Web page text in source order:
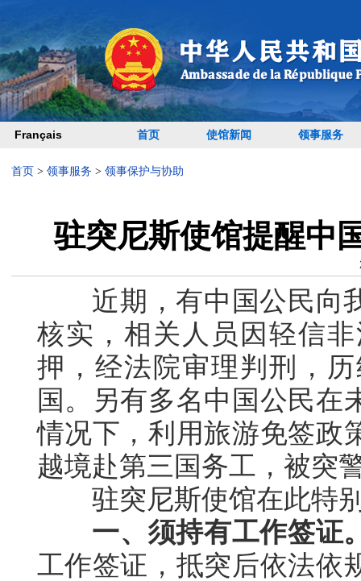
Français 首页 使馆新闻 领事服务
首页 > 领事服务 > 领事保护与协助
驻突尼斯使馆提醒中
近期，有中国公民向我
核实，相关人员因轻信
押，经法院审理判刑，
国。另有多名中国公民在
情况下，利用旅游免签政
越境赴第三国务工，被突
驻突尼斯使馆在此特别
一、须持有工作签证
工作签证，抵突后依法依